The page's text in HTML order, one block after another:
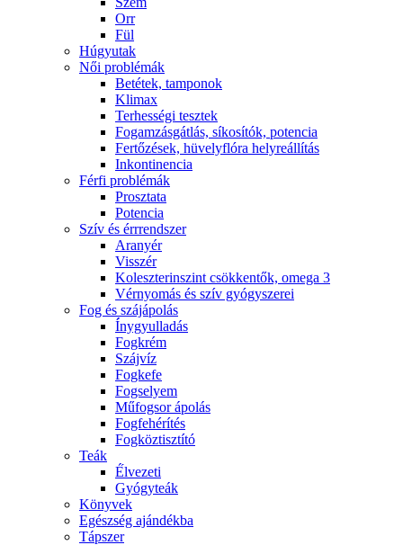
Orr
Fül
Húgyutak
Női problémák
Betétek, tamponok
Klimax
Terhességi tesztek
Fogamzásgátlás, síkosítók, potencia
Fertőzések, hüvelyflóra helyreállítás
Inkontinencia
Férfi problémák
Prosztata
Potencia
Szív és érrrendszer
Aranyér
Visszér
Koleszterinszint csökkentők, omega 3
Vérnyomás és szív gyógyszerei
Fog és szájápolás
Í́nygyulladás
Fogkrém
Szájvíz
Fogkefe
Fogselyem
Műfogsor ápolás
Fogfehérítés
Fogköztisztító
Teák
É́lvezeti
Gyógyteák
Könyvek
Egészség ajándékba
Tápszer